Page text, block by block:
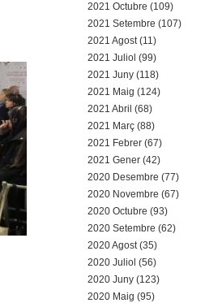
2021 Octubre (109)
2021 Setembre (107)
2021 Agost (11)
2021 Juliol (99)
2021 Juny (118)
2021 Maig (124)
2021 Abril (68)
2021 Març (88)
2021 Febrer (67)
2021 Gener (42)
2020 Desembre (77)
2020 Novembre (67)
2020 Octubre (93)
2020 Setembre (62)
2020 Agost (35)
2020 Juliol (56)
2020 Juny (123)
2020 Maig (95)